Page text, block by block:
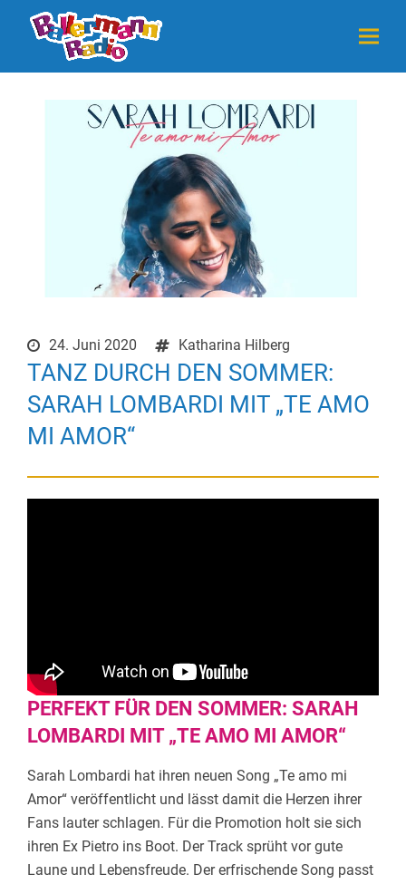
24. Juni 2020 Katharina Hilberg
TANZ DURCH DEN SOMMER:
SARAH LOMBARDI MIT „TE AMO
MI AMOR“
PERFEKT FÜR DEN SOMMER: SARAH
LOMBARDI MIT „TE AMO MI AMOR“
Sarah Lombardi hat ihren neuen Song „Te amo mi
Amor“ veröffentlicht und lässt damit die Herzen ihrer
Fans lauter schlagen. Für die Promotion holt sie sich
ihren Ex Pietro ins Boot. Der Track sprüht vor gute
Laune und Lebensfreude. Der erfrischende Song passt